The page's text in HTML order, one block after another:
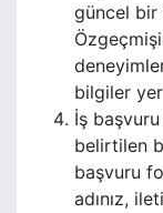
güncel bir
bilgiler yer
İş
belirtilen
başvuru
adınız,